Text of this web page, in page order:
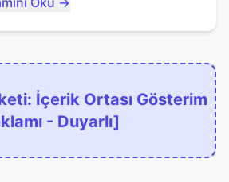
İçerik Ortası Gösterim
- Duyarlı]